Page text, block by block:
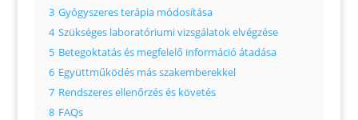
3 Gyógyszeres terápia módosítása
4 Szükséges laboratóriumi vizsgálatok elvégzése
5 Betegoktatás és megfelelő információ átadása
6 Együttműködés más szakemberekkel
7 Rendszeres ellenőrzés és követés
8 FAQs